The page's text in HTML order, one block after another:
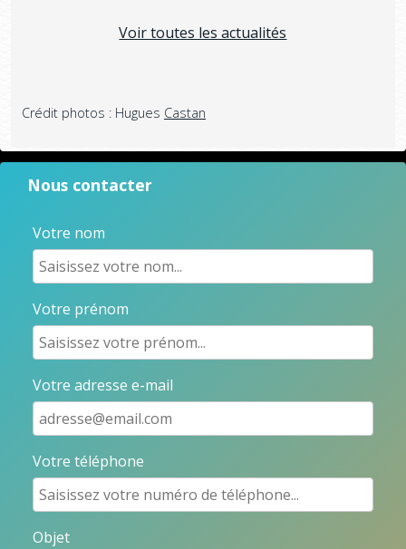
Voir toutes les actualités
Crédit photos : Hugues Castan
Nous contacter
Votre nom
Votre prénom
Votre adresse e-mail
Votre téléphone
Objet